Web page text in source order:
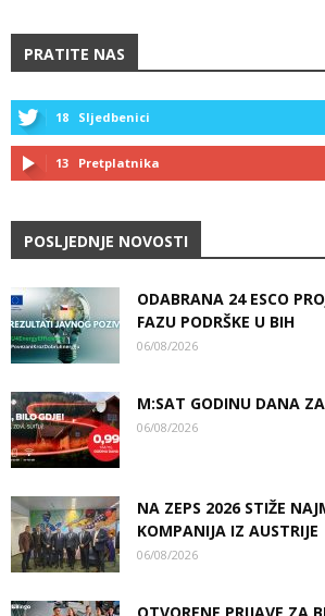
PRATITE NAS
18 Sljedbenici
13 Pretplatnika
POSLJEDNJE NOVOSTI
ODABRANA 24 ESCO
FAZU PODRŠKE U BIH
06/08/2026
M:SAT GODINU DANA
06/08/2026
NA ZEPS 2026 STIŽE
KOMPANIJA IZ AUSTRIJE
06/08/2026